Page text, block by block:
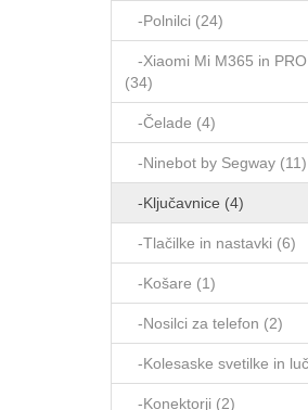
-Polnilci (24)
-Xiaomi Mi M365 in
(34)
-Čelade (4)
-Ninebot by Segway (11)
-Ključavnice (4)
-Tlačilke in nastavki (6)
-Košare (1)
-Nosilci za telefon (2)
-Kolesaske svetilke in
-Konektorji (2)